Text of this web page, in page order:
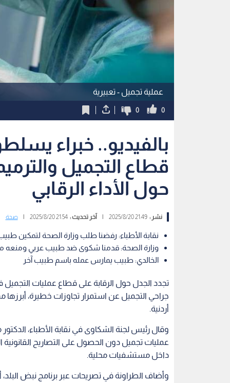
عملية تجميل - تعبيرية
0
0
بالفيديو.. خبراء
قطاع التجميل
حول الأداء الرقابي
نشر :21:49 2025/8/20 آخر تحديث :21:54 2025/8/20 صحة
نقابة الأطباء: رفضنا طلب وزارة الصحة لتمكين
وزارة الصحة: قدمنا شكوى ضد طبيب عربي ومنعه
الخالدي: طبيب يمارس عمله باسم طبيب آخر
تجدد الجدل حول الرقابة على قطاع عمليات
جراحي التجميل عن استمرار تجاوزات خطيرة،
أردنية.
وقال رئيس لجنة الشكاوى في نقابة الأطباء،
عمليات تجميل دون الحصول على التصاريح القانونية
داخل مستشفيات محلية.
وأضاف الطراونة في تصريحات عبر برنامج نبض